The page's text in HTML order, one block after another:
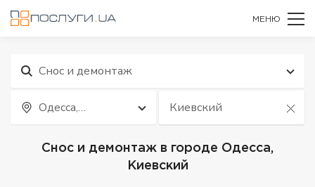
МЕНЮ
Снос и демонтаж
Одесса,
Одесская обл.
Киевский
Снос и демонтаж в городе Одесса,
Киевский